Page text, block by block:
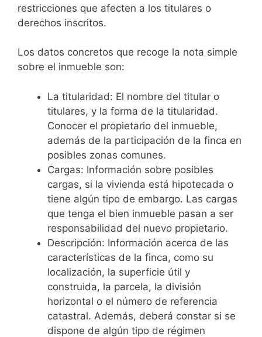
restricciones que afecten a los titulares o
derechos inscritos.
Los datos concretos que recoge la nota simple
sobre el inmueble son:
La titularidad: El nombre del titular o
titulares, y la forma de la titularidad.
Conocer el propietario del inmueble,
además de la participación de la finca en
posibles zonas comunes.
Cargas: Información sobre posibles
cargas, si la vivienda está hipotecada o
tiene algún tipo de embargo. Las cargas
que tenga el bien inmueble pasan a ser
responsabilidad del nuevo propietario.
Descripción: Información acerca de las
características de la finca, como su
localización, la superficie útil y
construida, la parcela, la división
horizontal o el número de referencia
catastral. Además, deberá constar si se
dispone de algún tipo de régimen